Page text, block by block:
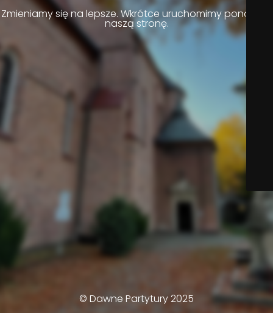
Zmieniamy się na lepsze. Wkrótce uruchomimy ponownie
naszą stronę.
© Dawne Partytury 2025